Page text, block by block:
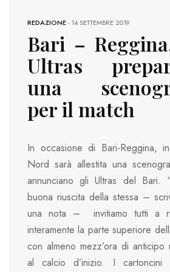
REDAZIONE-14 SETTEMBRE 2019
Bari –
Ultras
una
per il match
In occasione di Bari-Reggina,
Nord sarà allestita una
annunciano gli Ultras del Bari.
buona riuscita della stessa –
una nota – invitiamo tutti a
interamente la parte superiore
con almeno mezz’ora di anticipo
al calcio d’inizio. I cartoncini